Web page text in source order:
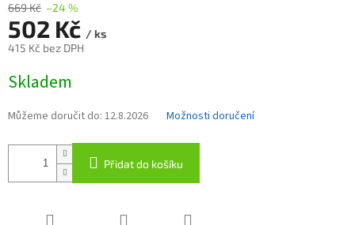
669 Kč –24 %
502 Kč / ks
415 Kč bez DPH
cena:
Skladem
Můžeme doručit do: 12.8.2026 Možnosti doručení
Přidat do košíku